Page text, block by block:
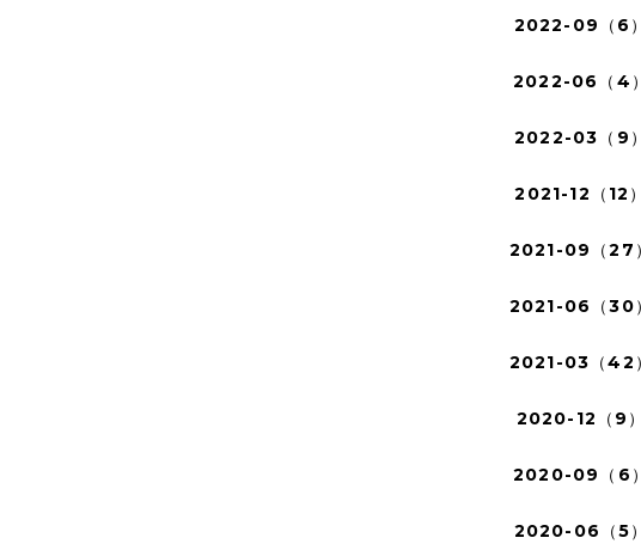
2022-09（6）
2022-06（4）
2022-03（9）
2021-12（12）
2021-09（27
2021-06（30
2021-03（42
2020-12（9）
2020-09（6）
2020-06（5）